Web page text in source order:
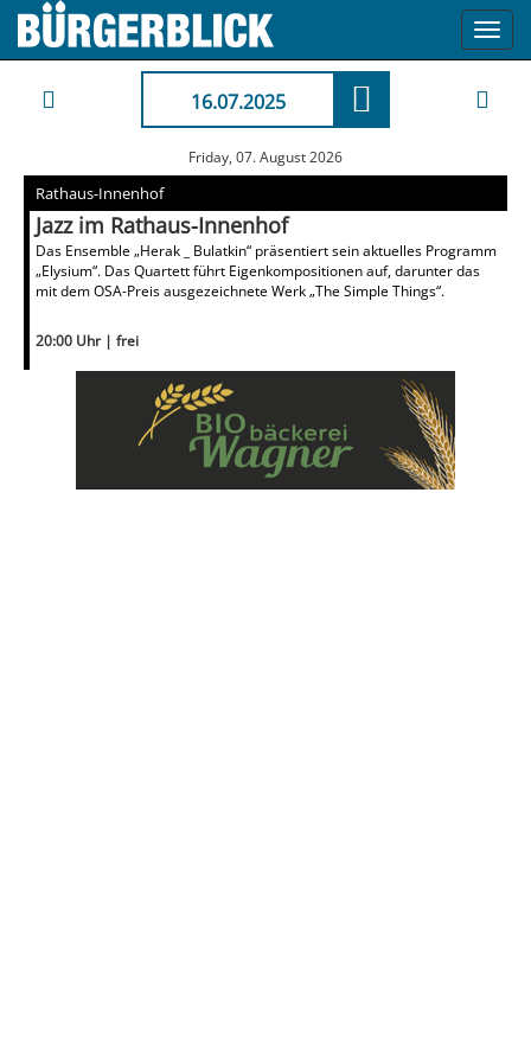
16.07.2025
Friday, 07. August 2026
Rathaus-Innenhof
Jazz im Rathaus-Innenhof
Das Ensemble „Herak _ Bulatkin“ präsentiert sein aktuelles Programm
„Elysium“. Das Quartett führt Eigenkompositionen auf, darunter das
mit dem OSA-Preis ausgezeichnete Werk „The Simple Things“.
20:00 Uhr | frei